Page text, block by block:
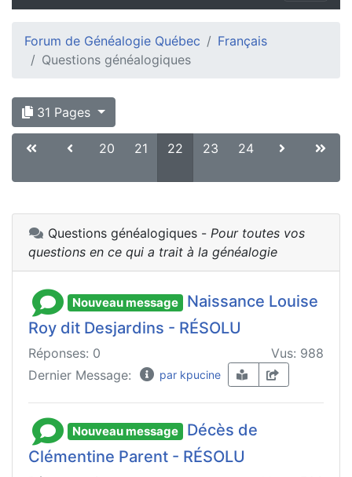
Forum de Généalogie Québec
Français
Questions généalogiques
31 Pages
20 21 22 23 24
Questions généalogiques - Pour toutes vos
questions en ce qui a trait à la généalogie
Nouveau message
Naissance Louise
Roy dit Desjardins - RÉSOLU
Réponses: 0
Vus: 988
Dernier Message:
par kpucine
Nouveau message
Décès de
Clémentine Parent - RÉSOLU